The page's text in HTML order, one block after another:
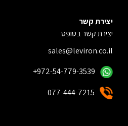
יצירת קשר
יצירת קשר בטופס
sales@leviron.co.il
+972-54-779-3539
077-444-7215